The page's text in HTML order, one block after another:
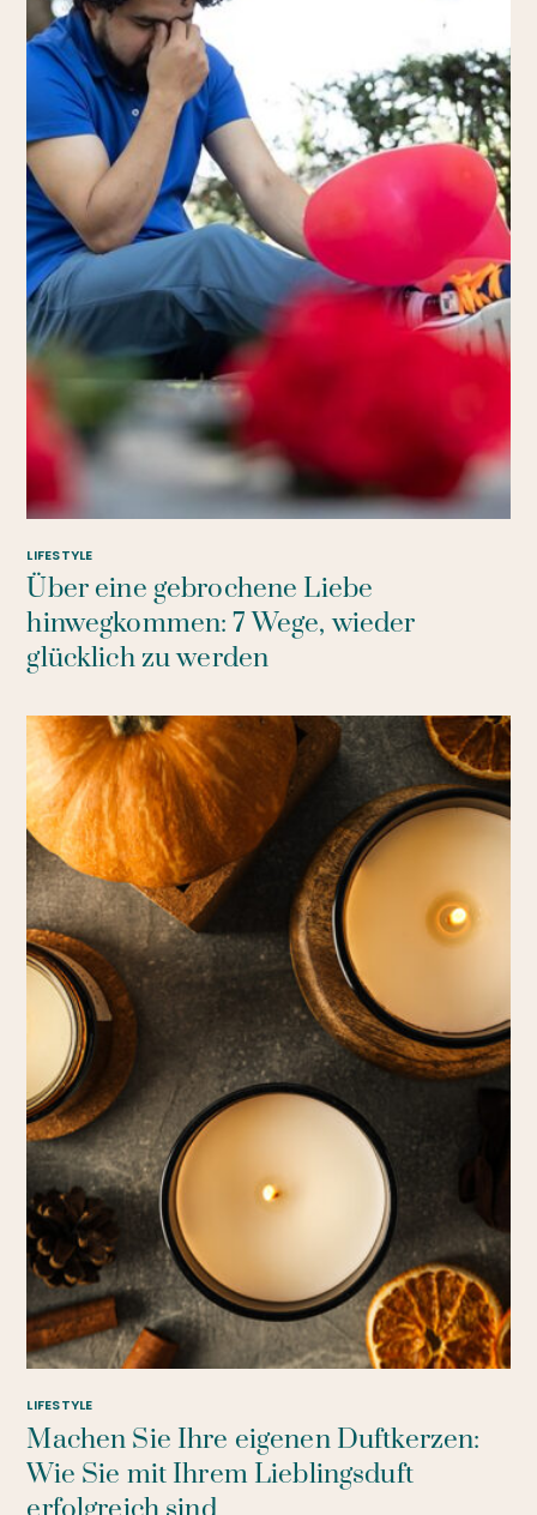
LIFESTYLE
Über eine gebrochene Liebe
hinwegkommen: 7 Wege, wieder
glücklich zu werden
LIFESTYLE
Machen Sie Ihre eigenen Duftkerzen:
Wie Sie mit Ihrem Lieblingsduft